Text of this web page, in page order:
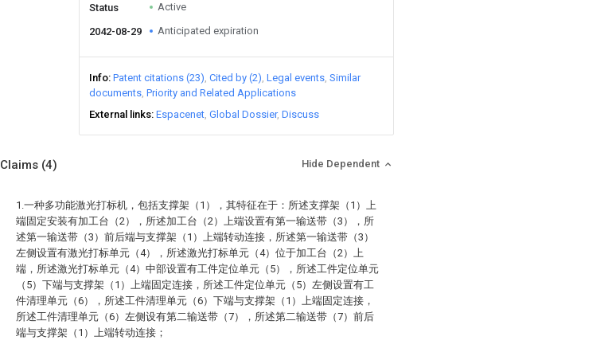
Status Active
2042-08-29 Anticipated expiration
Info Patent citations (23) Cited by (2) Legal events Similar
documents Priority and Related Applications
External links Espacenet Global Dossier Discuss
Claims (4) Hide Dependent
1.一种多功能激光打标机，包括支撑架（1），其特征在于：所述支撑架（1）上
端固定安装有加工台（2），所述加工台（2）上端设置有第一输送带（3），所
述第一输送带（3）前后端与支撑架（1）上端转动连接，所述第一输送带（3）
左侧设置有激光打标单元（4），所述激光打标单元（4）位于加工台（2）上
端，所述激光打标单元（4）中部设置有工件定位单元（5），所述工件定位单元
（5）下端与支撑架（1）上端固定连接，所述工件定位单元（5）左侧设置有工
件清理单元（6），所述工件清理单元（6）下端与支撑架（1）上端固定连接，
所述工件清理单元（6）左侧设有第二输送带（7），所述第二输送带（7）前后
端与支撑架（1）上端转动连接；